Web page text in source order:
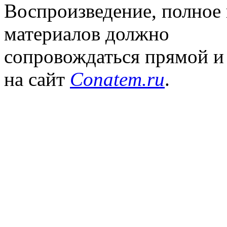
Воспроизведение,
материалов должно
сопровождаться прямой
на сайт Conatem.ru.